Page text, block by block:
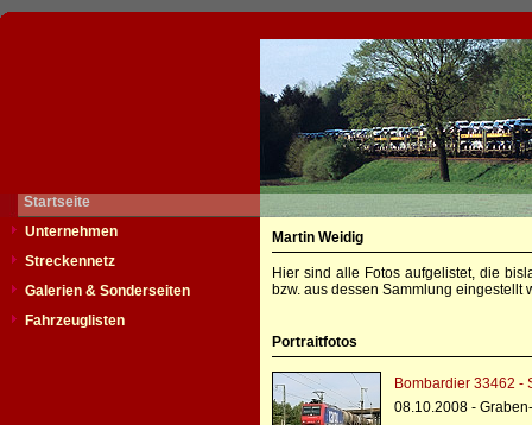
Startseite
Unternehmen
Streckennetz
Galerien & Sonderseiten
Fahrzeuglisten
Martin Weidig
Hier sind alle Fotos aufgelistet, die
bzw. aus dessen Sammlung eingestellt
Portraitfotos
Bombardier 33462 -
08.10.2008 -